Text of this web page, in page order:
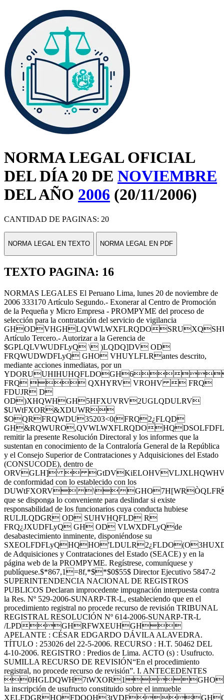
NORMA LEGAL OFICIAL
DEL DÍA 20 DE NOVIEMBRE
DEL AÑO 2006 (20/11/2006)
CANTIDAD DE PAGINAS: 20
NORMA LEGAL EN TEXTO NORMA LEGAL EN PDF
TEXTO PAGINA: 16
NORMAS LEGALES El Peruano Lima, lunes 20 de noviembre de
2006 333170 Artículo Segundo.- Exonerar al Centro de Promoción
de la Pequeña y Micro Empresa - PROMPYME del proceso de
selección para la contratación del servicio de vigilancia
Artículo Tercero.- Autorizar a la Gerencia de
$GPLQLVWUDFLyQ \ )LQDQ]DV OD
FRQWUDWDFLyQ GHO VHUYLFLRantes descrito,
mediante acciones inmediatas, por un
FRQ  QXHYRV VROHV  FRQ
FDUJR D
OD)XHQWHGH5HFXUVRV2UGLQDULRV
$UWtFXOR&XDUWR
$OQRFRQWDU35203<0(FRQ2¿FLQD
remitir la presente Resolución Directoral y los informes que la
sustentan en conocimiento de la Contraloría General de la República
y el Consejo Superior de Contrataciones y Adquisiciones del Estado
(CONSUCODE), dentro de
ORVGLH] 
de conformidad con lo establecido con los
que se disponga lo conveniente para deslindar si existe
responsabilidad de los funcionarios cuya conducta hubiese
RULJLQDGR OD SUHVHQFLD R
FRQ¿JXUDFLyQ GH OD VLWXDFLyQde
desabastecimiento inminente, disponiéndose su
de Adquisiciones y Contrataciones del Estado (SEACE) y en la
página web de la PROMPYME. Regístrese, comuníquese y
publíquese.$*867,1=8f,*$*$0$55$ Director Ejecutivo 5847-2
SUPERINTENDENCIA NACIONAL DE REGISTROS
PUBLICOS Declaran improcedente impugnación interpuesta contra
la Res. Nº 529-2006-SUNARP-TR-L, estableciendo que en el
procedimiento registral no procede recurso de revisión TRIBUNAL
REGISTRAL RESOLUCIÓN Nº 614-2006-SUNARP-TR-L
/LPDGHRFWXEUHGH
APELANTE : CÉSAR EDGARDO DÁVILA ALAVEDRA.
TÍTULO : 253026 del 22-5-2006. RECURSO : H.T. 50462 DEL
4-10-2006. REGISTRO : Predios de Lima. ACTO (s) : Usufructo.
SUMILLA RECURSO DE REVISIÓN“En el procedimiento
registral, no procede recurso de revisión”. I. ANTECEDENTES
la inscripción de usufructo constituido sobre el inmueble